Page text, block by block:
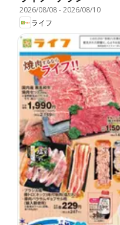
2026/08/08-2026/08/10
ライフ